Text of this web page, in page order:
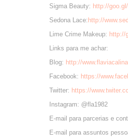
Sigma Beauty: http://
Sedona Lace: http://
Lime Crime Makeup: http://
Links para me achar:
Blog: http://
Facebook: https://
Twitter: https://
Instagram: @fla1982
E-mail para parcerias e
E-mail para assuntos